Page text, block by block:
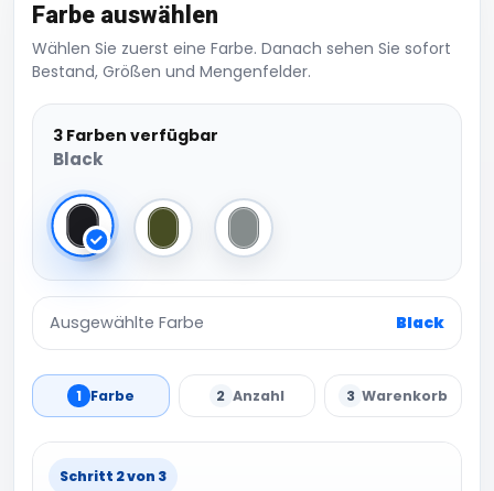
Farbe auswählen
Wählen Sie zuerst eine Farbe. Danach sehen Sie sofort
Bestand, Größen und Mengenfelder.
3 Farben verfügbar
Black
Black Military GreenPure Grey
Ausgewählte Farbe Black
1 Farbe 2 Anzahl 3 Warenkorb
Schritt 2 von 3